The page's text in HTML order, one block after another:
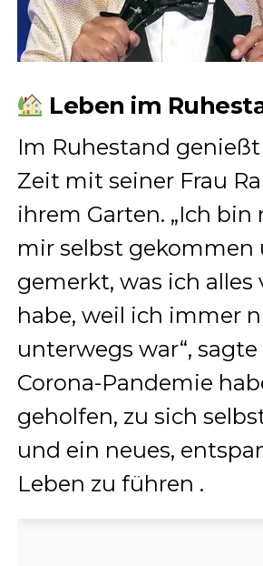
Leben im
Im Ruhestand
Zeit mit seiner Frau
ihrem Garten. „Ich bin
mir selbst gekommen
gemerkt, was ich alles
habe, weil ich immer
unterwegs war“, sagte
Corona-Pandemie
geholfen, zu sich
und ein neues,
Leben zu führen .